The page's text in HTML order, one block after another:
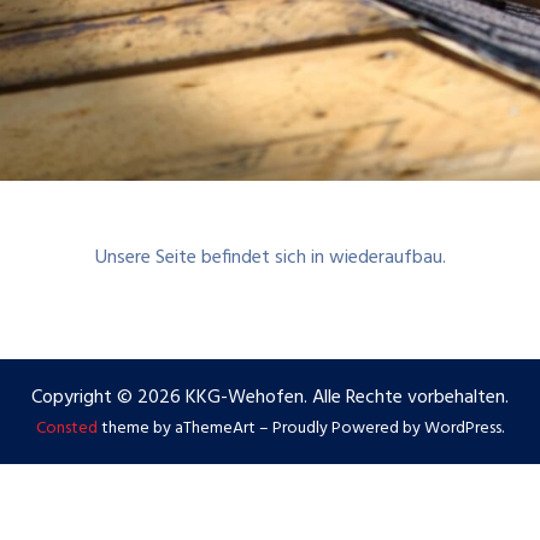
Unsere Seite befindet sich in wiederaufbau.
Copyright © 2026 KKG-Wehofen. Alle Rechte vorbehalten.
Constedtheme by aThemeArt – Proudly Powered by WordPress.